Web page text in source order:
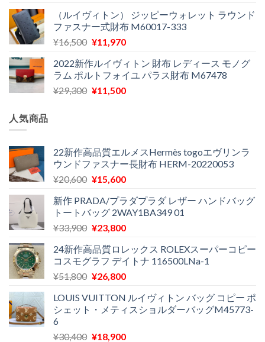
で
し
た。
¥12,900
で
す。
価
格
は
で
し
た。
の
価
格
¥11,580
で
す。
（ルイヴィトン） ジッピーウォレット ラウンド
ファスナー式財布 M60017-333
¥16,500 元
価
格
は
¥11,970現
の
価
格
2022新作ルイヴィトン 財布 レディース モノグ
ラム ポルトフォイユ パラス財布 M67478
¥29,300 元
¥29,300
で
し
¥11,500現
は
¥11,500
で
人気商品
22新作高品質エルメスHermès togoエヴリンラ
ウンドファスナー長財布 HERM-20220053
¥20,600 元
価
格
は
で
し
た。
¥15,600現
の
価
格
¥15,600
で
す。
新作 PRADA/プラダプラダ レザー ハンドバッグ
トートバッグ 2WAY1BA349 01
¥33,900 元
価
格
は
で
し
¥23,800現
の
価
格
¥23,800
で
24新作高品質ロレックス ROLEXスーパーコピー
コスモグラフ デイトナ 116500LNa-1
¥51,800 元
価
格
¥51,800
¥26,800現
の
価
は
LOUIS VUITTON ルイヴィトン バッグ コピー ポ
シェット・メティスショルダーバッグM45773-
6
¥30,400 元
¥18,900現